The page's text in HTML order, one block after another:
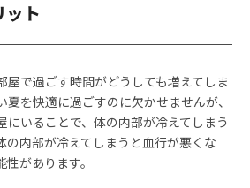
ット
屋で過ごす時間がどうしても増えてしま
を快適に過ごすのに欠かせませんが、
にいることで、体の内部が冷えてしまう
の内部が冷えてしまうと血行が悪くな
があります。